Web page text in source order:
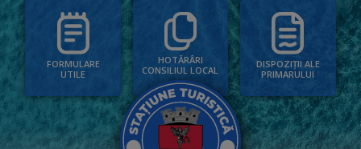
FORMULARE
UTILE
HOTĂRÂRI
CONSILIUL LOCAL
DISPOZIȚII ALE
PRIMARULUI